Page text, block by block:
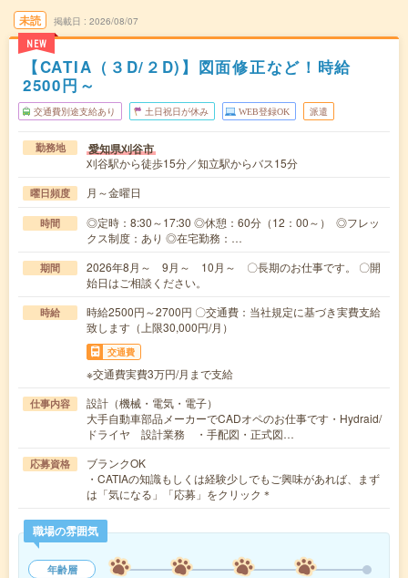
未読
NEW
掲載日 2026/08/07
【CATIA（３D/２D)】図面修正など！時給
2500円～
交通費別途支給あり 土日祝日が休み WEB登録OK 派遣
勤務地 愛知県刈谷市
刈谷駅から徒歩15分／知立駅からバス15分
曜日頻度 月～金曜日
時間
◎定時：8:30～17:30 ◎休憩：60分（12：00～） ◎フレッ
クス制度：あり ◎在宅勤務：…
期間
2026年8月～ 9月～ 10月～ 〇長期のお仕事です。 〇開
始日はご相談ください。
時給
時給2500円～2700円 〇交通費：当社規定に基づき実費支給
致します（上限30,000円/月）
交通費
※交通費実費3万円/月まで支給
仕事内容
設計（機械・電気・電子）
大手自動車部品メーカーでCADオペのお仕事です・Hydraid/
ドライヤ 設計業務 ・手配図・正式図…
応募資格
ブランクOK
・CATIAの知識もしくは経験少しでもご興味があれば、まず
は「気になる」「応募」をクリック＊
職場の雰囲気
年齢層